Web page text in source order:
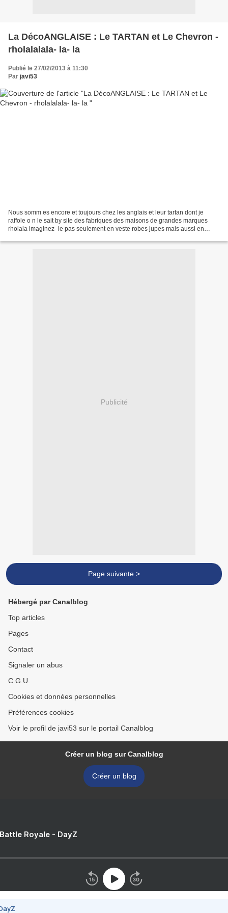
La DécoANGLAISE : Le TARTAN et Le Chevron -
rholalalala- la- la
Publié le 27/02/2013 à 11:30
Par javi53
Nous somm es encore et toujours chez les anglais et leur tartan dont je
raffole o n le sait by site des fabriques des maisons de grandes marques
rholala imaginez- le pas seulement en veste robes jupes mais aussi en
Publicité
Page suivante >
Hébergé par Canalblog
Top articles
Pages
Contact
Signaler un abus
C.G.U.
Cookies et données personnelles
Préférences cookies
Voir le profil de javi53 sur le portail Canalblog
Créer un blog sur Canalblog
Créer un blog
Royale - DayZ